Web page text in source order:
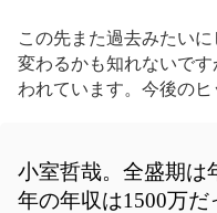
この先また過去みたい
変わるかも知れないで
われています。今後のヒ
小室哲哉。全盛期は
年の年収は1500万